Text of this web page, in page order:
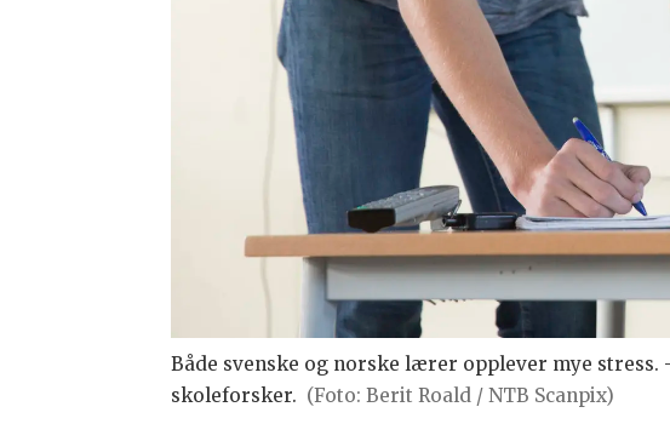
Både svenske og norske lærer opplever mye
skoleforsker. (Foto: Berit Roald / NTB Scanpix)